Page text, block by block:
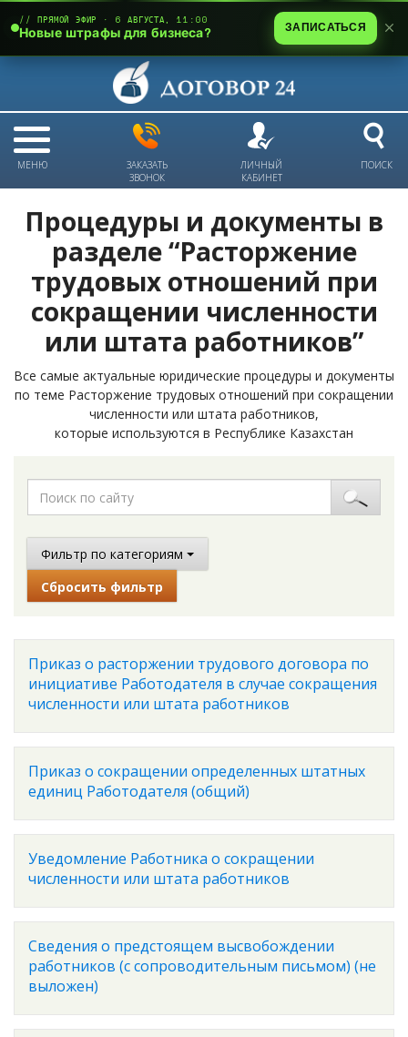
МЕНЮ
ЗАКАЗАТЬ
ЗВОНОК
ЛИЧНЫЙ
КАБИНЕТ
ПОИСК
Процедуры и документы в
разделе “Расторжение
трудовых отношений при
сокращении численности
или штата работников”
Все самые актуальные юридические процедуры и документы
по теме Расторжение трудовых отношений при сокращении
численности или штата работников,
которые используются в Республике Казахстан
Фильтр по категориям
Сбросить фильтр
Приказ о расторжении трудового договора по
инициативе Работодателя в случае сокращения
численности или штата работников
Приказ о сокращении определенных штатных
единиц Работодателя (общий)
Уведомление Работника о сокращении
численности или штата работников
Сведения о предстоящем высвобождении
работников (с сопроводительным письмом) (не
выложен)
// ПРЯМОЙ ЭФИР · 6 АВГУСТА, 11:00
Новые штрафы для бизнеса? ЗАПИСАТЬСЯ